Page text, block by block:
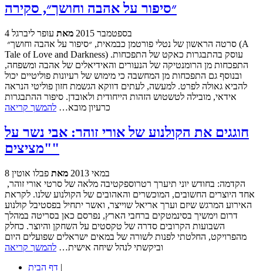
״סיפור על אהבה וחושך״, סקירה
4 בספטמבר 2015 מאת עופר ליברגל
Tale of Love and Darkness) עוסק בהתבגרות כאקט של התפכחות.
התפכחות מן הרומנטיקה של הנעורים והאידיאלים של אהבה ומשפחה,
ובנוסף גם התפכחות מן המחשבה כי מימוש של רעיונות פוליטיים יכול
להביא גאולה לפרט. למעשה, לעתים דווקא הגשמת חזון פוליטי הנראה
אידאי, מובילה לטשטוש הזהות הייחודית ולאובדן. סיפור ההתבגרות
כרעיון מובא… להמשך קריאה
חוגגים את הקולנוע של אורי זוהר: אבי נשר על
"מציצים"
8 במאי 2013 מאת פבלו אוטין
אחד היוצרים החשובים, המוכשרים והאהובים של הקולנוע שלנו. לקראת
האירוע המרגש שיזם וערך אריאל שוייצר, ואשר יתחיל בפסטיבל קולנוע
דרום וימשיך בסינמטקים ברחבי הארץ, נפרסם כאן בסריטה במהלך
השבועות הקרובים סדרה של טקסטים על השחקן והיוצר. כחלק
מהפרויקט, החלטתי לפנות לשורה של במאים ישראלים שפועלים היום
וביקשתי לנהל שיחה אישית… להמשך קריאה
|